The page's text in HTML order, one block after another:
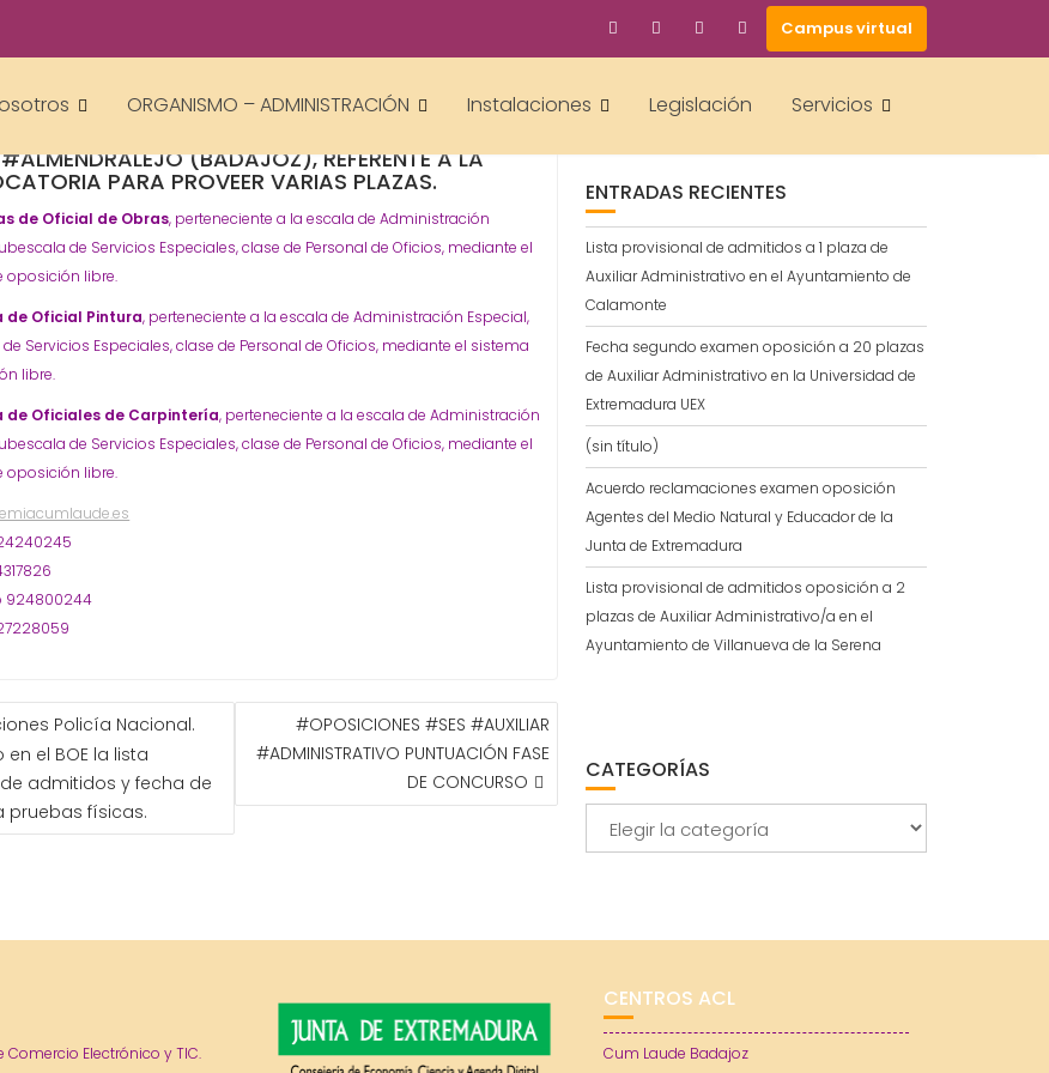
Campus virtual
ORGANISMO – ADMINISTRACIÓN Instalaciones Legislación Servicios
academiacumlaudeoposiciones
Prensa
#ALMENDRALEJO (BADAJOZ), REFERENTE A LA
PARA PROVEER VARIAS PLAZAS.
de Oficial de Obras, perteneciente a la escala de Administración
de Servicios Especiales, clase de Personal de Oficios, mediante el
oposición libre.
de Oficial Pintura, perteneciente a la escala de Administración Especial,
Servicios Especiales, clase de Personal de Oficios, mediante el sistema
libre.
de Oficiales de Carpintería, perteneciente a la escala de Administración
de Servicios Especiales, clase de Personal de Oficios, mediante el
oposición libre.
924800244
‎Policía Nacional.
en el BOE la lista
admitidos y fecha de
pruebas físicas.
#OPOSICIONES #SES #AUXILIAR
#ADMINISTRATIVO PUNTUACIÓN FASE
DE CONCURSO
ENTRADAS RECIENTES
Lista provisional de admitidos a 1 plaza de
Auxiliar Administrativo en el Ayuntamiento de
Calamonte
Fecha segundo examen oposición a 20 plazas
de Auxiliar Administrativo en la Universidad de
Extremadura UEX
(sin título)
Acuerdo reclamaciones examen oposición
Agentes del Medio Natural y Educador de la
Junta de Extremadura
Lista provisional de admitidos oposición a 2
plazas de Auxiliar Administrativo/a en el
Ayuntamiento de Villanueva de la Serena
CATEGORÍAS
Comercio Electrónico y TIC.
CENTROS ACL
Cum Laude Badajoz